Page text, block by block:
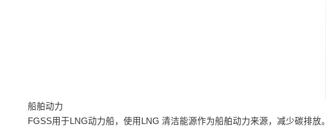
船舶动力
FGSS用于LNG动力船，使用LNG 清洁能源作为船舶动力来源，减少碳排放。